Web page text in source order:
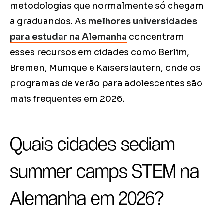
metodologias que normalmente só chegam
a graduandos. As melhores universidades
para estudar na Alemanha concentram
esses recursos em cidades como Berlim,
Bremen, Munique e Kaiserslautern, onde os
programas de verão para adolescentes são
mais frequentes em 2026.
Quais cidades sediam
summer camps STEM na
Alemanha em 2026?